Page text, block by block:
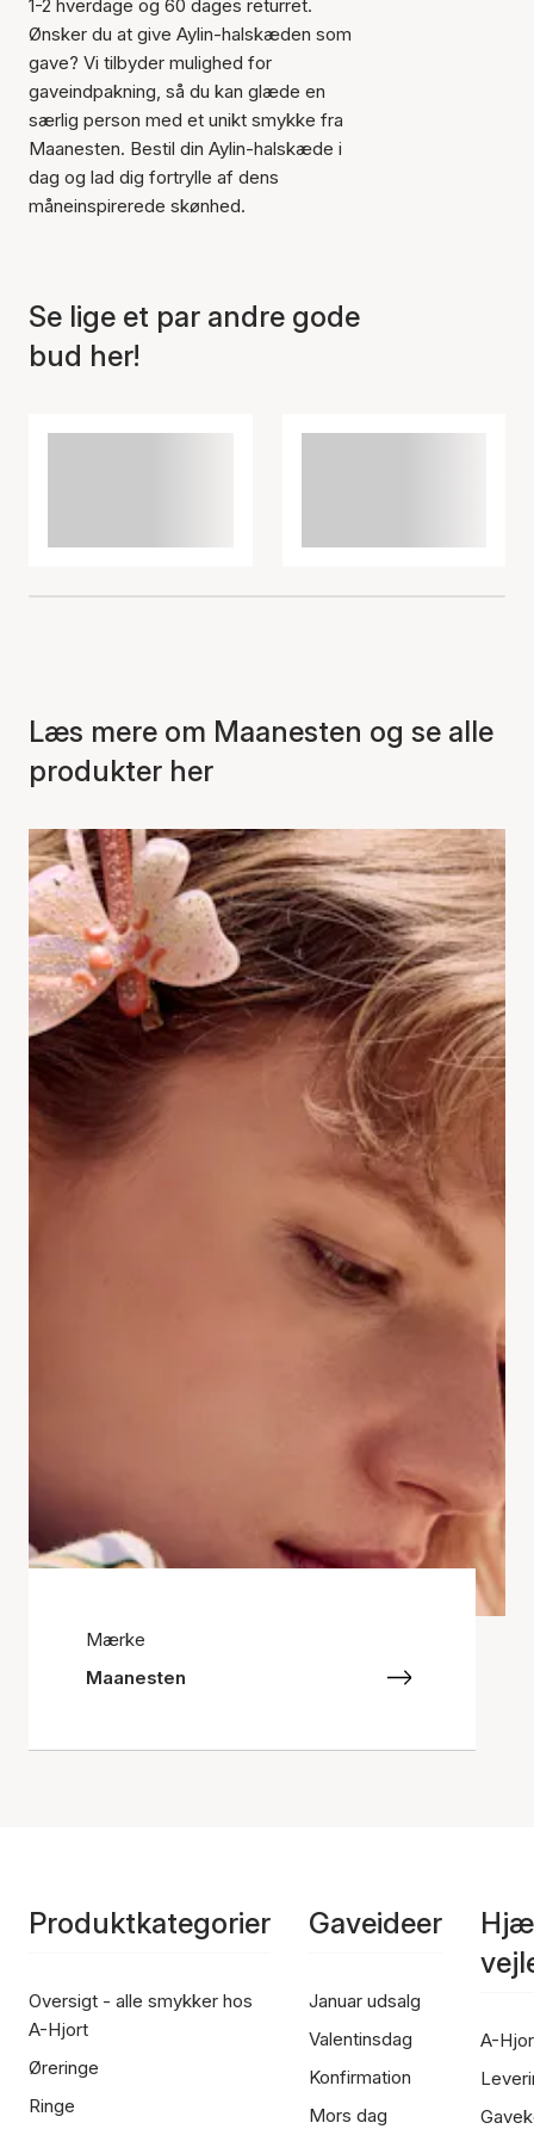
1-2 hverdage og 60 dages returret.
Ønsker du at give Aylin-halskæden som
gave? Vi tilbyder mulighed for
gaveindpakning, så du kan glæde en
særlig person med et unikt smykke fra
Maanesten. Bestil din Aylin-halskæde i
dag og lad dig fortrylle af dens
måneinspirerede skønhed.
Se lige et par andre gode
bud her!
Læs mere om Maanesten og se alle
produkter her
Mærke
Maanesten
Produktkategorier
Oversigt - alle smykker hos
A-Hjort
Øreringe
Ringe
Gaveideer
Januar udsalg
Valentinsdag
Konfirmation
Mors dag
A-